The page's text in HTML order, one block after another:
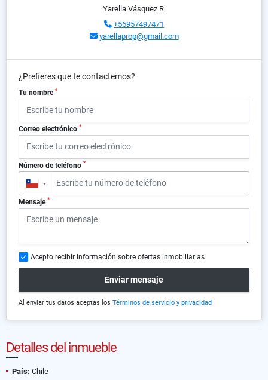
Yarella Vásquez R.
+56957497471
yarellaprop@gmail.com
¿Prefieres que te contactemos?
Tu nombre *
Correo electrónico *
Número de teléfono *
▼
Mensaje *
Acepto recibir información sobre ofertas inmobiliarias
Enviar mensaje
Al enviar tus datos aceptas los Términos de servicio y privacidad
Detalles del inmueble
País: Chile